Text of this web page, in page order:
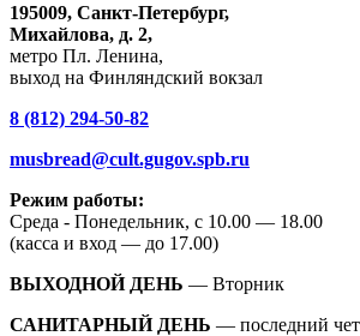
195009, Санкт-Петербург,
Михайлова, д. 2,
метро Пл. Ленина,
выход на Финляндский вокзал
8 (812) 294-50-82
musbread@cult.gugov.spb.ru
Режим работы:
Среда - Понедельник, с 10.00 — 18.00
(касса и вход — до 17.00)
ВЫХОДНОЙ ДЕНЬ — Вторник
САНИТАРНЫЙ ДЕНЬ — последний